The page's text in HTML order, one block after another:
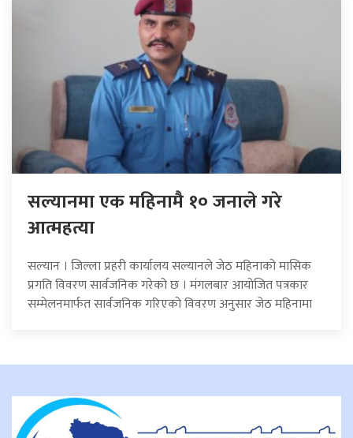
सल्यानमा एक महिनामै १० जनाले गरे
आत्महत्या
सल्यान । जिल्ला प्रहरी कार्यालय सल्यानले जेठ महिनाको मासिक
प्रगति विवरण सार्वजनिक गरेको छ । मंगलबार आयोजित पत्रकार
सम्मेलनमार्फत सार्वजनिक गरिएको विवरण अनुसार जेठ महिनामा